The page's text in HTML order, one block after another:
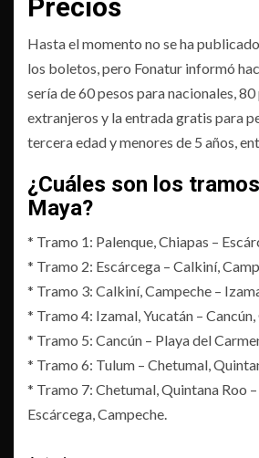
Precios
Hasta el momento no se ha
los boletos, pero Fonatur informó
sería de 60 pesos para nacionales,
extranjeros y la entrada gratis para
tercera edad y menores de 5 años,
¿Cuáles son los
Maya?
* Tramo 1: Palenque, Chiapas –
* Tramo 2: Escárcega – Calkiní,
* Tramo 3: Calkiní, Campeche –
* Tramo 4: Izamal, Yucatán –
* Tramo 5: Cancún – Playa del
* Tramo 6: Tulum – Chetumal,
* Tramo 7: Chetumal, Quintana Roo –
Escárcega, Campeche.